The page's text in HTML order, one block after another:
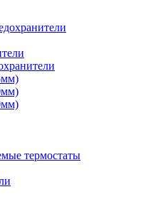
термостаты